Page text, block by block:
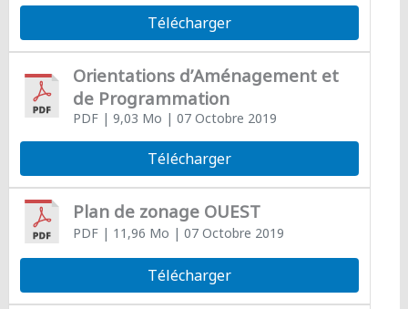
Télécharger
Orientations d’Aménagement et
de Programmation
PDF| 9,03 Mo | 07 Octobre 2019
Télécharger
Plan de zonage OUEST
PDF| 11,96 Mo | 07 Octobre 2019
Télécharger